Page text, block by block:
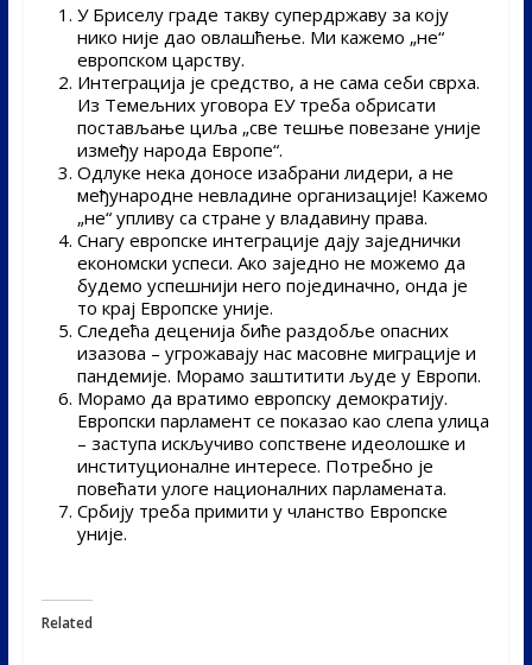
У Бриселу граде такву супердржаву за коју
нико није дао овлашћење. Ми кажемо „не“
европском царству.
Интеграција је средство, а не сама себи сврха.
Из Темељних уговора ЕУ треба обрисати
постављање циља „све тешње повезане уније
између народа Европе“.
Одлуке нека доносе изабрани лидери, а не
међународне невладине организације! Кажемо
„не“ упливу са стране у владавину права.
Снагу европске интеграције дају заједнички
економски успеси. Ако заједно не можемо да
будемо успешнији него појединачно, онда је
то крај Европске уније.
Следећа деценија биће раздобље опасних
изазова – угрожавају нас масовне миграције и
пандемије. Морамо заштитити људе у Европи.
Морамо да вратимо европску демократију.
Европски парламент се показао као слепа улица
– заступа искључиво сопствене идеолошке и
институционалне интересе. Потребно је
повећати улоге националних парламената.
Србију треба примити у чланство Европске
уније.
Related